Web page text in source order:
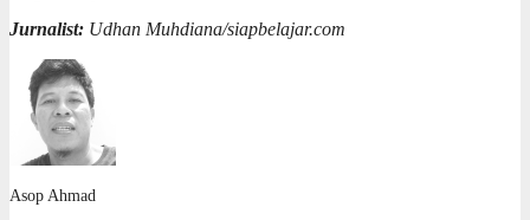
Jurnalist: Udhan Muhdiana/siapbelajar.com
Asop Ahmad